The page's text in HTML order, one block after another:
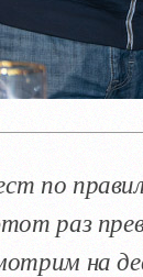
по
раз
на